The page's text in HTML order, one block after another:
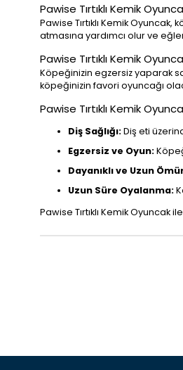
Pawise Tırtıklı Kemik
Pawise Tırtıklı Kemik
atmasına yardımcı olur ve
Pawise Tırtıklı Kemik
Köpeğinizin egzersiz yaparak
köpeğinizin favori oyuncağı
Pawise Tırtıklı Kemik
Diş Sağlığı:Diş eti
Egzersiz ve Oyun:
Dayanıklı ve Uzun
Uzun Süre Oyalanma:
Pawise Tırtıklı Kemik Oyuncak